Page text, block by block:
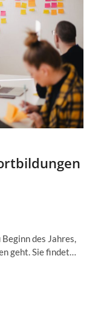
des Jahres,
geht. Sie findet…